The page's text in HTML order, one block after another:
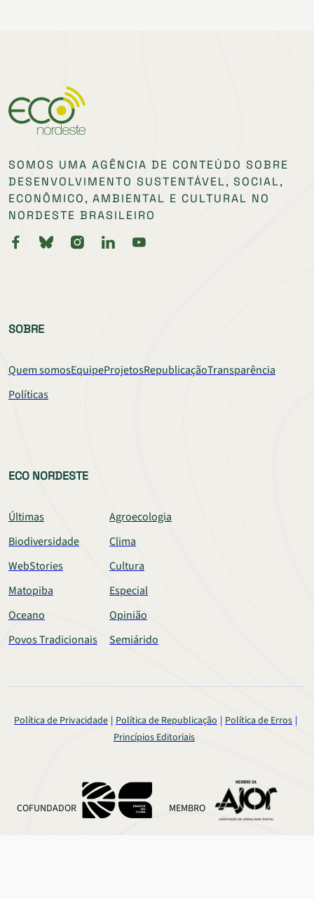
SOMOS UMA AGÊNCIA DE CONTEÚDO SOBRE
DESENVOLVIMENTO SUSTENTÁVEL, SOCIAL,
ECONÔMICO, AMBIENTAL E CULTURAL NO
NORDESTE BRASILEIRO
SOBRE
Quem somosEquipeProjetosRepublicaçãoTransparência
Políticas
ECO NORDESTE
Últimas
Agroecologia
Biodiversidade
Clima
WebStories
Cultura
Matopiba
Especial
Oceano
Opinião
Povos Tradicionais
Semiárido
Política de Privacidade Política de Republicação
Política de Erros
Princípios Editoriais
COFUNDADOR MEMBRO